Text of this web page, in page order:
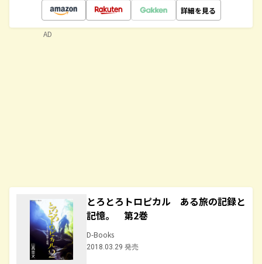
詳細を見る
とろとろトロピカル ある旅の記録と
記憶。 第2巻
D-Books
2018.03.29 発売
AD